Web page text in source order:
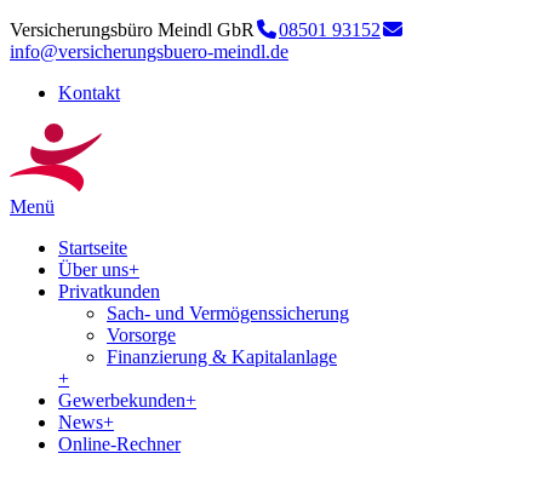
Versicherungsbüro Meindl GbR
08501 93152
info@versicherungsbuero-meindl.de
Kontakt
Menü
Startseite
Über uns+
Privatkunden
Sach- und Vermögenssicherung
Vorsorge
Finanzierung & Kapitalanlage
+
Gewerbekunden+
News+
Online-Rechner